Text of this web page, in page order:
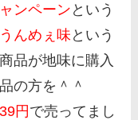
ンペーンという
うんめぇ味 という
品が地味に購入
の方を＾＾
39円で売ってまし